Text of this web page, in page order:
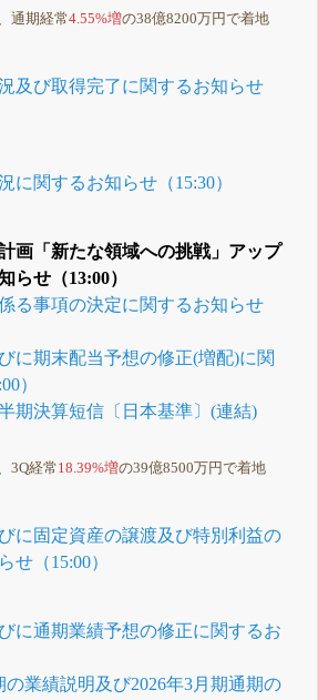
通期経常4.55%増の38億8200万円で着地
及び取得完了に関するお知らせ
に関するお知らせ（15:30）
画「新たな領域への挑戦」アップ
らせ（13:00）
る事項の決定に関するお知らせ
に期末配当予想の修正(増配)に関
）
期決算短信〔日本基準〕(連結)
3Q経常18.39%増の39億8500万円で着地
に固定資産の譲渡及び特別利益の
せ（15:00）
に通期業績予想の修正に関するお
の業績説明及び2026年3月期通期の